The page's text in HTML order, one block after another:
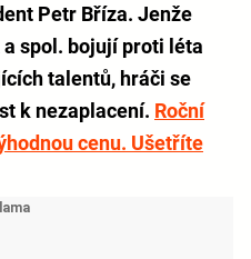
Petr Bříza. Jenže
spol. bojují proti léta
talentů, hráči se
k nezaplacení. Roční
cenu. Ušetříte